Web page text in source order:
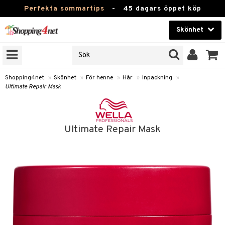
Perfekta sommartips - 45 dagars öppet köp
Skönhet
Skönhet
Kontaktlinser
Leksaker, Barn & Baby
Varumärken
Kampanjer
Shopping4net » Skönhet » För henne » Hår » Inpackning
»
Ultimate Repair Mask
Ultimate Repair Mask